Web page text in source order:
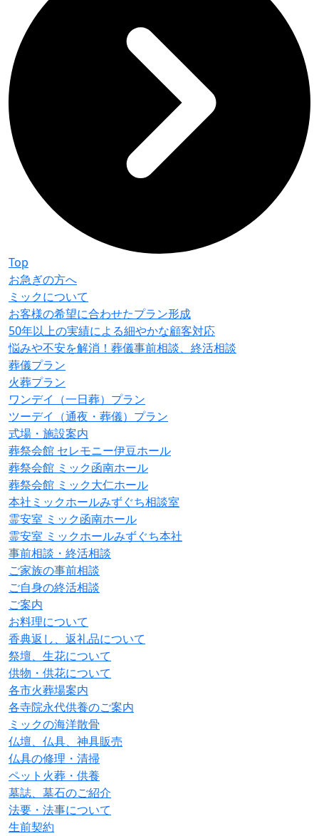
Top
お急ぎの方へ
ミックについて
お客様の希望に合わせたプラン形成
50年以上の実績による細やかな顧客対応
悩みや不安を解消！葬儀事前相談、終活相談
葬儀プラン
火葬プラン
ワンデイ（一日葬）プラン
ツーデイ（通夜・葬儀）プラン
式場・施設案内
葬祭会館 セレモニー伊豆ホール
葬祭会館 ミック函南ホール
葬祭会館 ミック大仁ホール
本社ミックホールみずぐち相談室
霊安室 ミック函南ホール
霊安室 ミックホールみずぐち本社
事前相談・終活相談
ご家族の事前相談
ご自身の終活相談
ご案内
お料理について
香典返し、返礼品について
祭壇、生花について
供物・供花について
各市火葬場案内
各寺院永代供養のご案内
ミックの海洋散骨
仏壇、仏具、神具販売
仏具の修理・清掃
ペット火葬・供養
墓誌、墓石のご紹介
法要・法事について
生前契約